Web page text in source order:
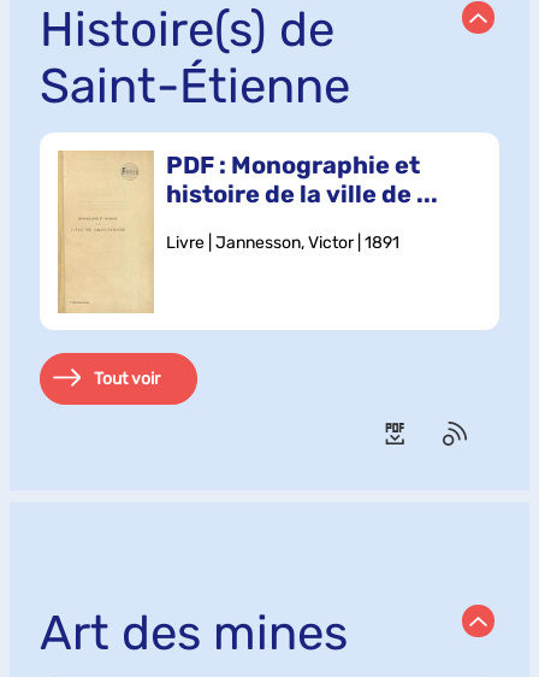
Histoire(s) de
Saint-Étienne
PDF : Monographie et
histoire de la ville de ...
Livre | Jannesson, Victor | 1891
Tout voir
Art des mines